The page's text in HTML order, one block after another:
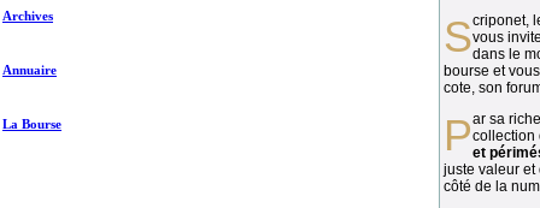
Archives
Annuaire
La Bourse
vous
dans le
bourse et
cote, son
Par sa richesse et sa diversité, lacollection
et
juste valeur et
côté de la